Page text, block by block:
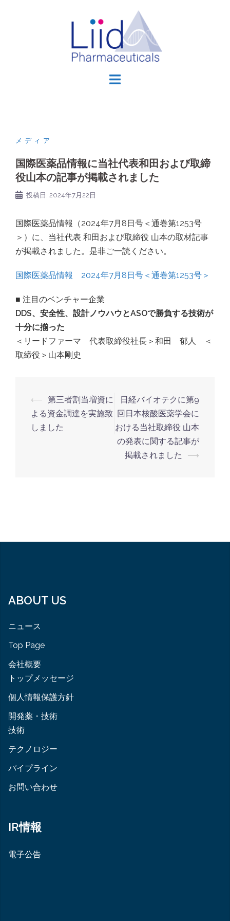
メディア
国際医薬品情報に当社代表和田および取締
役山本の記事が掲載されました
投稿日: 2024年7月22日
国際医薬品情報（2024年7月8日号＜通巻第1253号
＞）に、当社代表 和田および取締役 山本の取材記事
が掲載されました。是非ご一読ください。
国際医薬品情報 2024年7月8日号＜通巻第1253号＞
■ 注目のベンチャー企業
DDS、安全性、設計ノウハウとASOで勝負する技術が
十分に揃った
＜リードファーマ 代表取締役社長＞和田 郁人 ＜
取締役＞山本剛史
投
稿
ナ
⟵ 第三者割当増資に
よる資金調達を実施致
しました
日経バイオテクに第9
回日本核酸医薬学会に
おける当社取締役 山本
の発表に関する記事が
掲載されました
⟶
ABOUT US
ニュース
Top Page
会社概要
トップメッセージ
個人情報保護方針
開発薬・技術
技術
テクノロジー
パイプライン
お問い合わせ
IR情報
電子公告